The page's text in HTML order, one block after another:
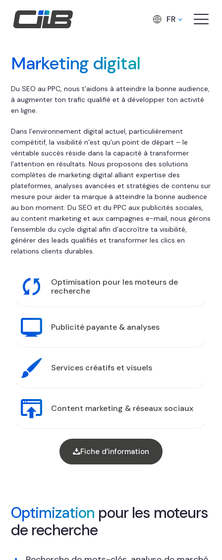
FR
Marketing digital
Du SEO au PPC, nous t’aidons à atteindre la bonne audience,
à augmenter ton trafic qualifié et à développer ton activité
en ligne.
Dans l’environnement digital actuel, particulièrement
compétitif, la visibilité n’est qu’un point de départ – le
véritable succès réside dans la capacité à transformer
l’attention en résultats. Nous proposons des solutions
complètes de marketing digital alliant expertise des
plateformes, analyses avancées et stratégies de contenu sur
mesure pour aider ta marque à atteindre la bonne audience
au bon moment. Du SEO et du PPC aux publicités sociales,
au content marketing et aux campagnes e-mail, nous gérons
l’ensemble du cycle digital afin d’accroître ta visibilité,
générer des leads qualifiés et transformer les clics en
relations clients durables.
Optimisation pour les moteurs de
recherche
Publicité payante & analyses
Services créatifs et visuels
Content marketing & réseaux sociaux
Fiche d’information
Optimization pour les moteurs
de recherche